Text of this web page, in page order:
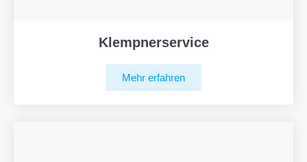
Klempnerservice
Mehr erfahren